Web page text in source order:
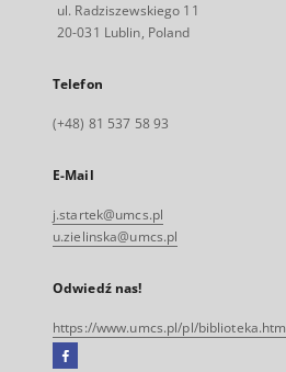
ul. Radziszewskiego 11
20-031 Lublin, Poland
Telefon
(+48) 81 537 58 93
E-Mail
j.startek@umcs.pl
u.zielinska@umcs.pl
Odwiedź nas!
https://www.umcs.pl/pl/biblioteka.htm
Facebook